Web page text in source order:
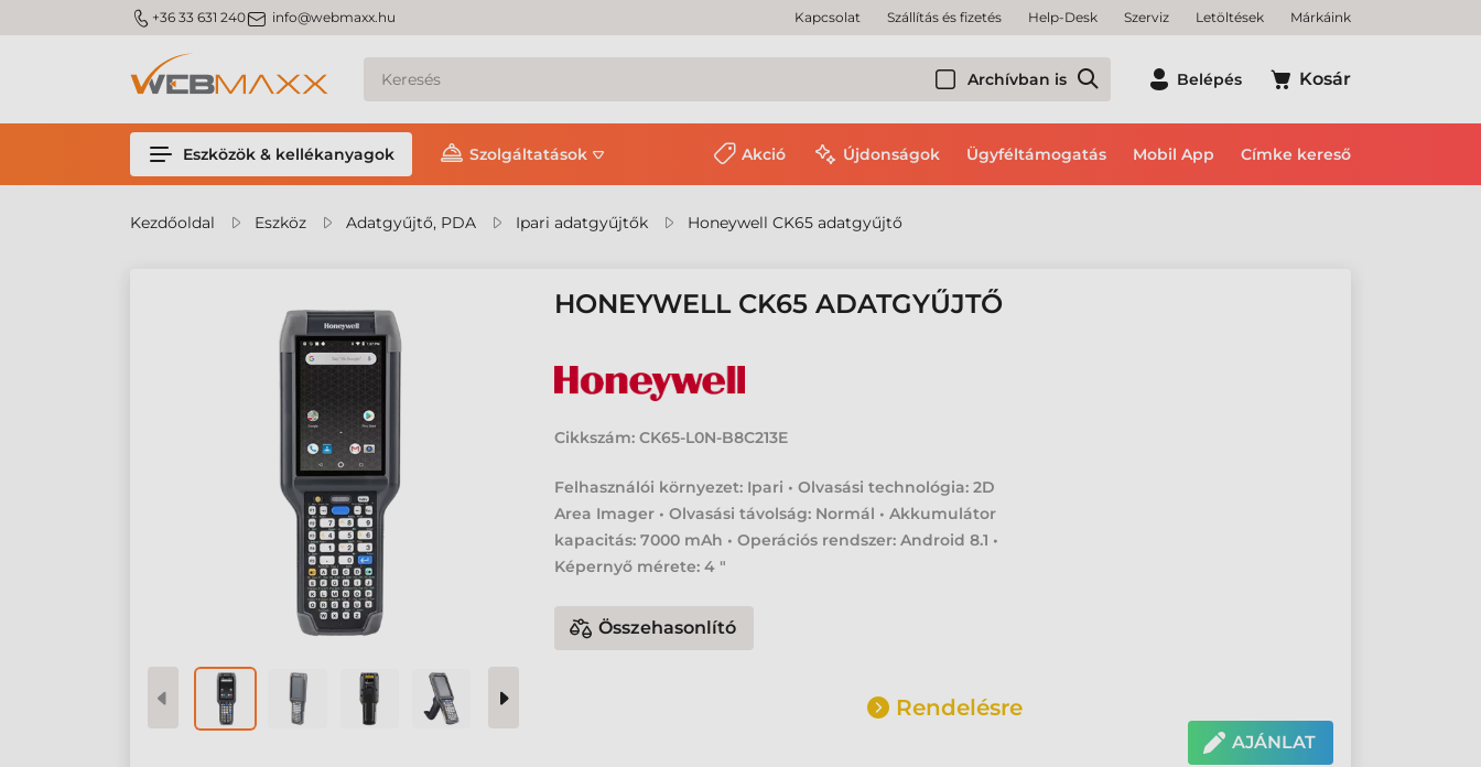
m_phone +36 33 631 240m_email info@webmaxx.hu Kapcsolat Szállítás és fizetés Help-Desk Szerviz Letöltések Márkáink
Archívban is Belépés Kosár
Eszközök & kellékanyagok Szolgáltatások Akció Újdonságok Ügyféltámogatás Mobil App Címke kereső
Kezdőoldal Eszköz Adatgyűjtő, PDA Ipari adatgyűjtők Honeywell CK65 adatgyűjtő
HONEYWELL CK65 ADATGYŰJTŐ
Cikkszám: CK65-L0N-B8C213E
Felhasználói környezet: Ipari • Olvasási technológia: 2D
Area Imager • Olvasási távolság: Normál • Akkumulátor
kapacitás: 7000 mAh • Operációs rendszer: Android 8.1 •
Képernyő mérete: 4 "
Összehasonlító
Rendelésre
AJÁNLAT